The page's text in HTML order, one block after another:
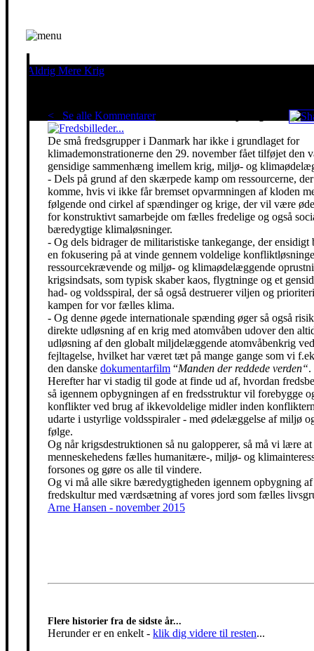
Aldrig Mere Krig
< Se alle KommentarerRed klimaet - stop krigen!
De små fredsgrupper i Danmark har ikke i grundlaget for
klimademonstrationerne den 29. november fået tilføjet den
gensidige sammenhæng imellem krig, miljø- og
- Dels på grund af den skærpede kamp om ressourcerne,
komme, hvis vi ikke får bremset opvarmningen af kloden
følgende ond cirkel af spændinger og krige, der vil være
for konstruktivt samarbejde om fælles fredelige og også
bæredygtige klimaløsninger.
- Og dels bidrager de militaristiske tankegange, der ensidigt
en fokusering på at vinde gennem voldelige
ressourcekrævende og miljø- og klimaødelæggende
krigsindsats, som typisk skaber kaos, flygtninge og et
had- og voldsspiral, der så også destruerer viljen og
kampen for vor fælles klima.
- Og denne øgede internationale spænding øger så også
direkte udløsning af en krig med atomvåben udover den
udløsning af den globalt miljdelæggende atomvåbenkrig
fejltagelse, hvilket har været tæt på mange gange som vi
den danske dokumentarfilm “Manden der reddede verden“.
Herefter har vi stadig til gode at finde ud af, hvordan
så igennem opbygningen af en fredsstruktur vil forebygge
konflikter ved brug af ikkevoldelige midler inden
udarte i ustyrlige voldsspiraler - med ødelæggelse af miljø
følge.
Og når krigsdestruktionen så nu galopperer, så må vi lære
menneskehedens fælles humanitære-, miljø- og
forsones og gøre os alle til vindere.
Og vi må alle sikre bæredygtigheden igennem opbygning af
fredskultur med værdsætning af vores jord som fælles
Arne Hansen - november 2015
Flere historier fra de sidste år...
Herunder er en enkelt - klik dig videre til resten...